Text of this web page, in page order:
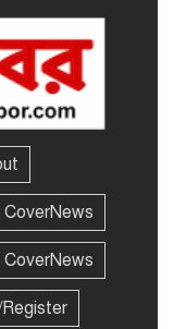
বৃষ্টির আভাস,
তথ্যচিত্রে
বিষয়ে দুঃখ
পূরণে লড়াই
রহমান
শেখ হাসিনাকে
CoverNews
CoverNews